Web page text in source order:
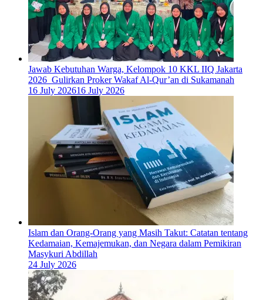
Jawab Kebutuhan Warga, Kelompok 10 KKL IIQ Jakarta
2026 Gulirkan Proker Wakaf Al-Qur’an di Sukamanah
16 July 202616 July 2026
Islam dan Orang-Orang yang Masih Takut: Catatan tentang
Kedamaian, Kemajemukan, dan Negara dalam Pemikiran
Masykuri Abdillah
24 July 2026